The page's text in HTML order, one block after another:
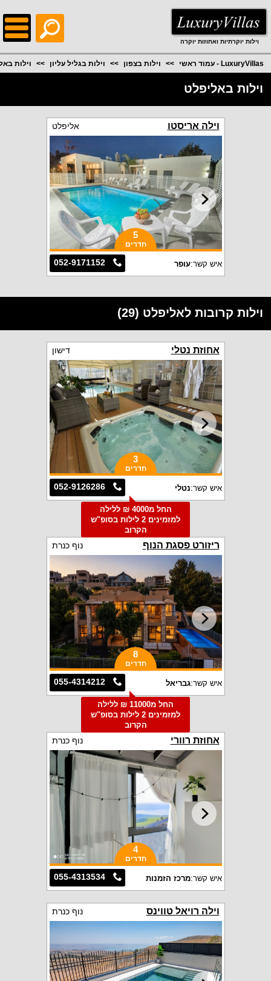
וילות יוקרתיות ואחוזות יוקרה
LuxuryVillas - עמוד ראשי וילות בצפון וילות בגליל עליון וילות
וילות באליפלט
וילה אריסטו אליפלט
5
חדרים
052-9171152 איש קשר:עופר
וילות קרובות לאליפלט (29)
אחוזת נטלי דישון
3
חדרים
052-9126286 איש קשר:נטלי
החל מ4000 ₪ ללילה
למזמינים 2 לילות בסופ"ש
הקרוב
ריזורט פסגת הנוף נוף כנרת
8
חדרים
055-4314212 איש קשר:גבריאל
החל מ11000 ₪ ללילה
למזמינים 2 לילות בסופ"ש
הקרוב
אחוזת רוורי נוף כנרת
4
חדרים
055-4313534 איש קשר:מרכז הזמנות
וילה רויאל טווינס נוף כנרת